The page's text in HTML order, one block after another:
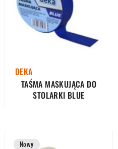
DEKA
TAŚMA MASKUJĄCA DO
STOLARKI BLUE
Nowy